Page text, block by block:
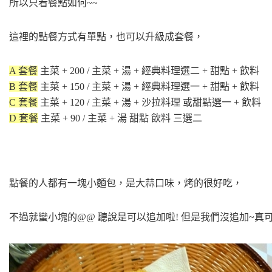
所以只看餐點如何~~
這裡的點餐方式有單點，也可以升級成套餐，
A 套餐 主菜 + 200 / 主菜 + 湯 + 經典料理選二 + 甜點 + 飲料
B 套餐 主菜 + 150 / 主菜 + 湯 + 經典料理選一 + 甜點 + 飲料
C 套餐 主菜 + 120 / 主菜 + 湯 + 沙拉料理 或甜點選一 + 飲料
D 套餐 主菜 + 90 / 主菜 + 湯 甜點 飲料 三選二
點餐的人都有一塊小麵包，是大蒜口味，烤的很好吃，
不過就蠻小塊的@@ 聽說是可以追加啦! 但是我們沒追加~真